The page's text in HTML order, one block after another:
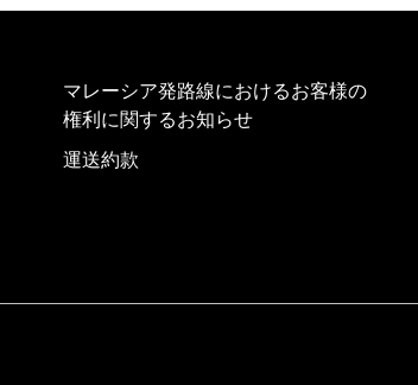
マレーシア発路線におけるお客様の
権利に関するお知らせ
運送約款